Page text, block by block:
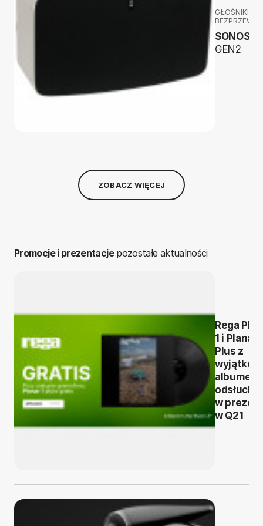
GŁOŚNIKI
SONOS
GEN2
ZOBACZ WIĘCEJ
Promocje i prezentacjepozostałe aktualności
Rega
1 i Planar 1
Plus z
albumem
w
w Q21